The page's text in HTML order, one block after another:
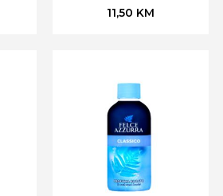
11,50 KM